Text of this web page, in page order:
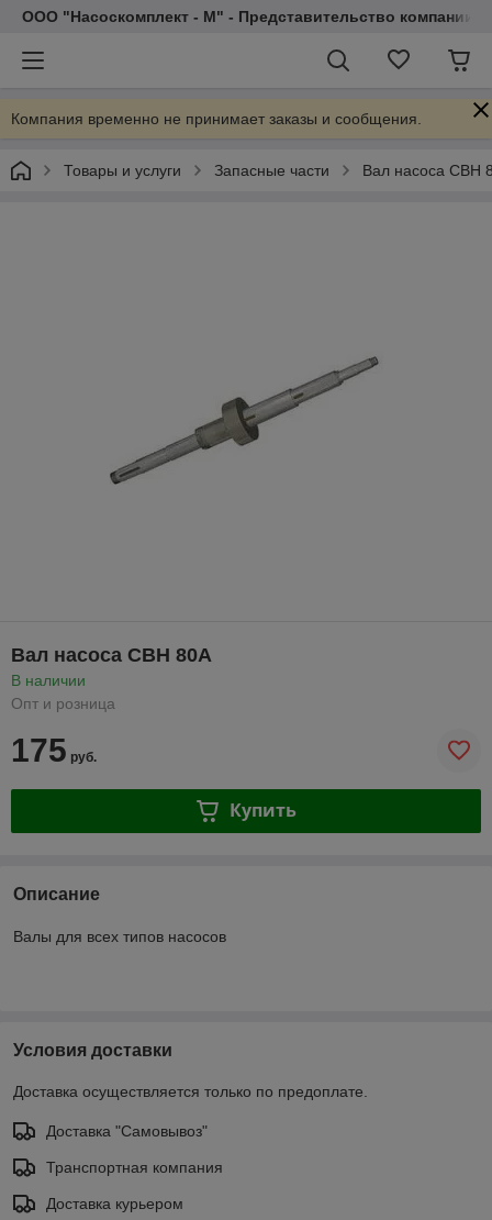
ООО "Насоскомплект - М" - Представительство компании
Компания временно не принимает заказы и сообщения.
Товары и услуги Запасные части Вал насоса СВН
Вал насоса СВН 80А
В наличии
Опт и розница
175 руб.
Купить
Описание
Валы для всех типов насосов
Условия доставки
Доставка осуществляется только по предоплате.
Доставка "Самовывоз"
Транспортная компания
Доставка курьером